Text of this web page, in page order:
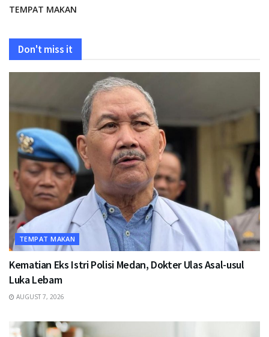
TEMPAT MAKAN
Don't miss it
TEMPAT MAKAN
Kematian Eks Istri Polisi Medan, Dokter Ulas Asal-usul
Luka Lebam
AUGUST 7, 2026